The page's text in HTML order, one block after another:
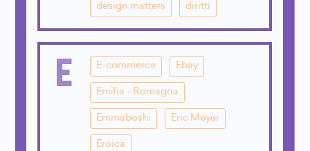
design matters diritti
E E-commerce Ebay
Emilia - Romagna
Emmaboshi Eric Meyer
Eroica